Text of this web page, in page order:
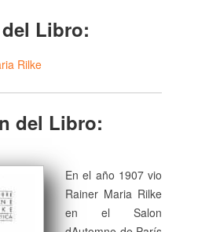
Libro:
Rilke
del Libro:
En el año 1907 vio
Rainer Maria Rilke
en el Salon